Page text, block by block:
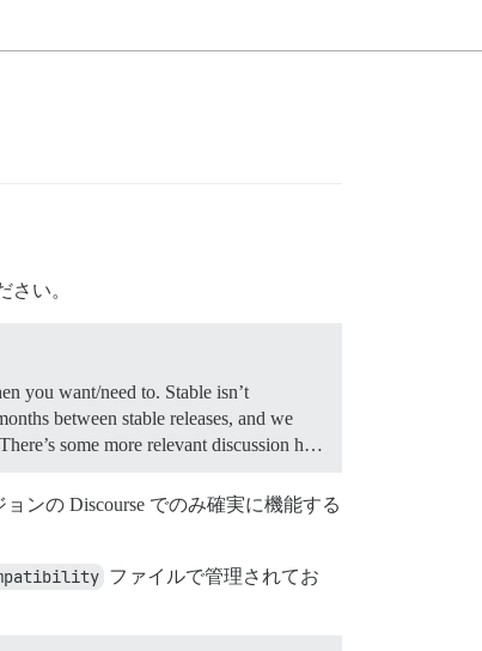
い。
you want/need to. Stable isn’t
between stable releases, and we
some more relevant discussion h…
ンの Discourse でのみ確実に機能する
ファイルで管理されてお